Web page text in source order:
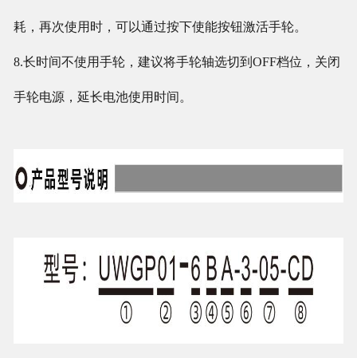
耗，再次使用时，可以通过按下使能按钮激活手轮。
8.长时间不使用手轮，建议将手轮轴选切到OFF档位，关闭
手轮电源，延长电池使用时间。